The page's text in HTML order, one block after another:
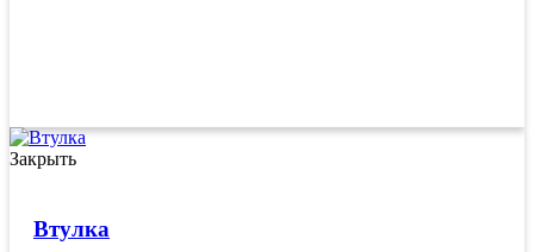
Закрыть
Втулка